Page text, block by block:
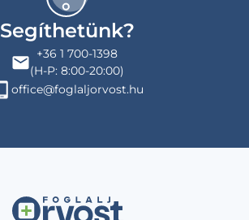
Segíthetünk?
+36 1 700-1398
(H-P: 8:00-20:00)
office@foglaljorvost.hu